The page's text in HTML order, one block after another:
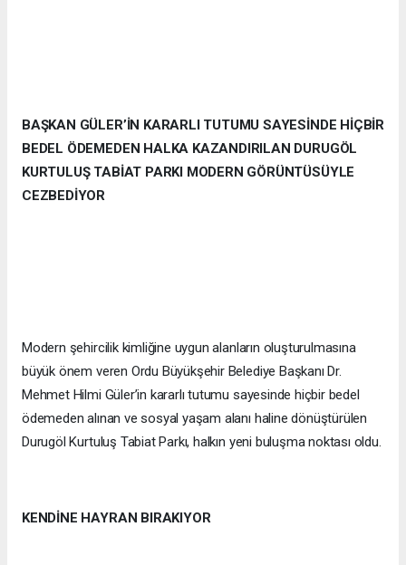
BAŞKAN GÜLER’İN KARARLI TUTUMU SAYESİNDE HİÇBİR
BEDEL ÖDEMEDEN HALKA KAZANDIRILAN DURUGÖL
KURTULUŞ TABİAT PARKI MODERN GÖRÜNTÜSÜYLE
CEZBEDİYOR
Modern şehircilik kimliğine uygun alanların oluşturulmasına
büyük önem veren Ordu Büyükşehir Belediye Başkanı Dr.
Mehmet Hilmi Güler’in kararlı tutumu sayesinde hiçbir bedel
ödemeden alınan ve sosyal yaşam alanı haline dönüştürülen
Durugöl Kurtuluş Tabiat Parkı, halkın yeni buluşma noktası oldu.
KENDİNE HAYRAN BIRAKIYOR